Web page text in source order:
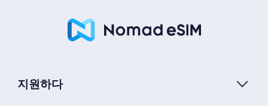
지원하다